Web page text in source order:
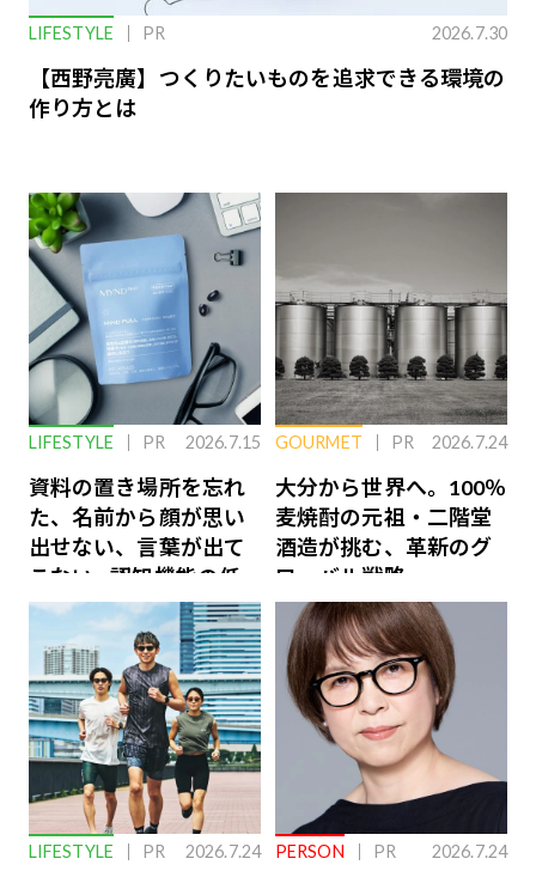
LIFESTYLE PR 2026.7.30
【西野亮廣】つくりたいものを追求できる環境の
作り方とは
LIFESTYLE PR 2026.7.15
資料の置き場所を忘れ
た、名前から顔が思い
出せない、言葉が出て
こない…認知機能の低
下を救う、脳のインナ
ーケアとは
GOURMET PR 2026.7.24
大分から世界へ。100％
麦焼酎の元祖・二階堂
酒造が挑む、革新のグ
ローバル戦略
LIFESTYLE PR 2026.7.24 PERSON PR 2026.7.24